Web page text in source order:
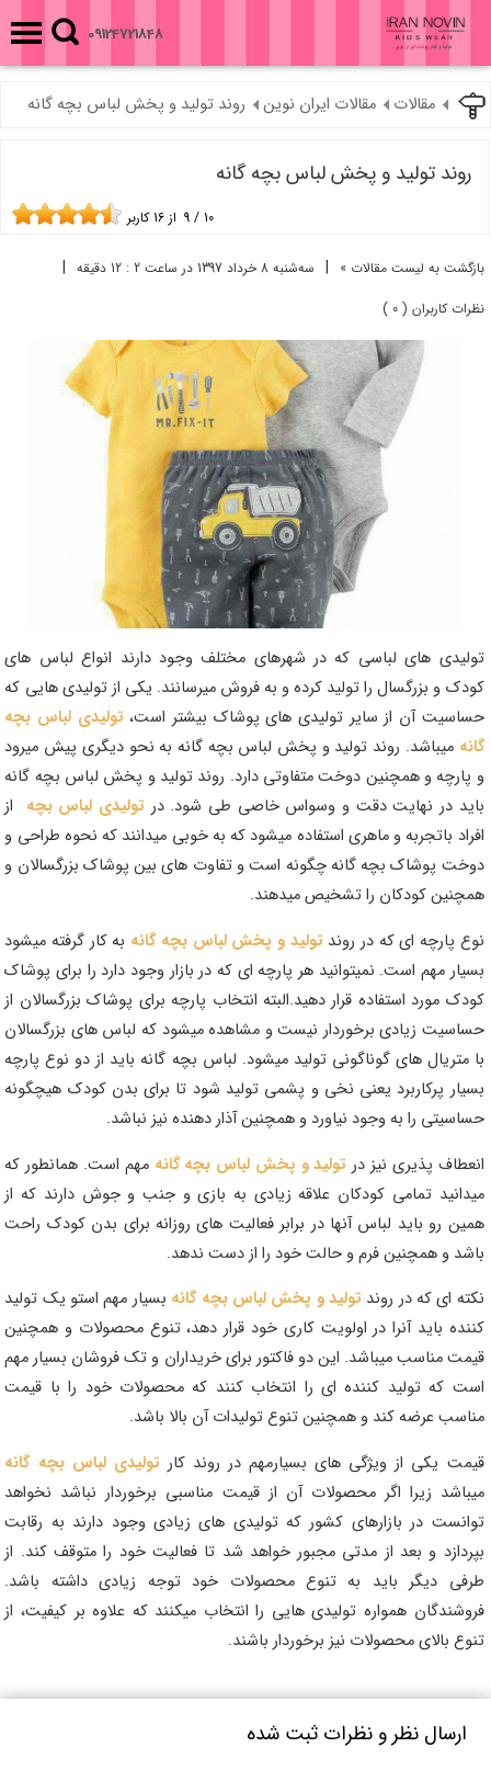
09124721848
مقالات مقالات ایران نوین روند تولید و پخش لباس بچه گانه
روند تولید و پخش لباس بچه گانه
9 / 10 از 16کاربر
بازگشت به لیست مقالات » | ﺳﻪشنبه 8 خرداد 1397 در ساعت 2 : 12 دقیقه |
نظرات کاربران ( 0 )
تولیدی های لباسی که در شهرهای مختلف وجود دارند انواع لباس های
کودک و بزرگسال را تولید کرده و به فروش میرسانند. یکی از تولیدی هایی که
حساسیت آن از سایر تولیدی های پوشاک بیشتر است، تولیدی لباس بچه
گانه میباشد. روند تولید و پخش لباس بچه گانه به نحو دیگری پیش میرود
و پارچه و همچنین دوخت متفاوتی دارد. روند تولید و پخش لباس بچه گانه
باید در نهایت دقت و وسواس خاصی طی شود. در تولیدی لباس بچه از
افراد باتجربه و ماهری استفاده میشود که به خوبی میدانند که نحوه طراحی و
دوخت پوشاک بچه گانه چگونه است و تفاوت های بین پوشاک بزرگسالان و
همچنین کودکان را تشخیص میدهند.
نوع پارچه ای که در روند تولید و پخش لباس بچه گانه به کار گرفته میشود
بسیار مهم است. نمیتوانید هر پارچه ای که در بازار وجود دارد را برای پوشاک
کودک مورد استفاده قرار دهید.البته انتخاب پارچه برای پوشاک بزرگسالان از
حساسیت زیادی برخوردار نیست و مشاهده میشود که لباس های بزرگسالان
با متریال های گوناگونی تولید میشود. لباس بچه گانه باید از دو نوع پارچه
بسیار پرکاربرد یعنی نخی و پشمی تولید شود تا برای بدن کودک هیچگونه
حساسیتی را به وجود نیاورد و همچنین آذار دهنده نیز نباشد.
انعطاف پذیری نیز در تولید و پخش لباس بچه گانه مهم است. همانطور که
میدانید تمامی کودکان علاقه زیادی به بازی و جنب و جوش دارند که از
همین رو باید لباس آنها در برابر فعالیت های روزانه برای بدن کودک راحت
باشد و همچنین فرم و حالت خود را از دست ندهد.
نکته ای که در روند تولید و پخش لباس بچه گانه بسیار مهم استو یک تولید
کننده باید آنرا در اولویت کاری خود قرار دهد، تنوع محصولات و همچنین
قیمت مناسب میباشد. این دو فاکتور برای خریداران و تک فروشان بسیار مهم
است که تولید کننده ای را انتخاب کنند که محصولات خود را با قیمت
مناسب عرضه کند و همچنین تنوع تولیدات آن بالا باشد.
قیمت یکی از ویژگی های بسیارمهم در روند کار تولیدی لباس بچه گانه
میباشد زیرا اگر محصولات آن از قیمت مناسبی برخوردار نباشد نخواهد
توانست در بازارهای کشور که تولیدی های زیادی وجود دارند به رقابت
بپردازد و بعد از مدتی مجبور خواهد شد تا فعالیت خود را متوقف کند. از
طرفی دیگر باید به تنوع محصولات خود توجه زیادی داشته باشد.
فروشندگان همواره تولیدی هایی را انتخاب میکنند که علاوه بر کیفیت، از
تنوع بالای محصولات نیز برخوردار باشند.
ارسال نظر و نظرات ثبت شده